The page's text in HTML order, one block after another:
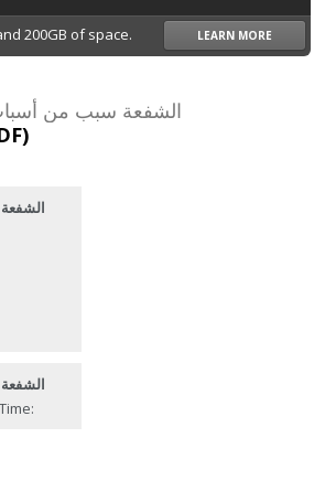
200GB of space. LEARN MORE
الشفعة سبب من